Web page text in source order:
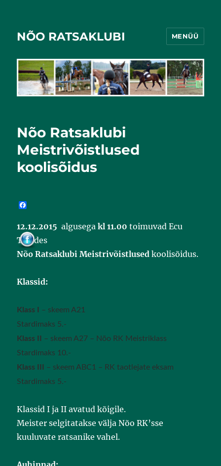
NÕO RATSAKLUBI MENÜÜ
Nõo Ratsaklubi
Meistrivõistlused
koolisõidus
e
b
o
o
k
12.12.2015 algusegakl 11.00 toimuvad Ecu
Tallides
Nõo Ratsaklubi Meistrivõistlused koolisõidus.
Klassid:
Klass I
– skeem A21
Stardimaks 5.-
Klass II
– skeem A27 – Nõo RK Meistriklass
Stardimaks 10.-
Klass III
– skeem ABC1 – RK taotlejate eksam
Stardimaks 5.-
Klassid I ja II avatud kõigile.
Meister selgitatakse välja Nõo RK’sse
kuuluvate ratsanike vahel.